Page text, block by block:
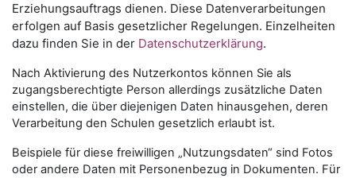
Erziehungsauftrags dienen. Diese Datenverarbeitungen
erfolgen auf Basis gesetzlicher Regelungen. Einzelheiten
dazu finden Sie in der Datenschutzerklärung.
Nach Aktivierung des Nutzerkontos können Sie als
zugangsberechtigte Person allerdings zusätzliche Daten
einstellen, die über diejenigen Daten hinausgehen, deren
Verarbeitung den Schulen gesetzlich erlaubt ist.
Beispiele für diese freiwilligen „Nutzungsdaten“ sind Fotos
oder andere Daten mit Personenbezug in Dokumenten. Für